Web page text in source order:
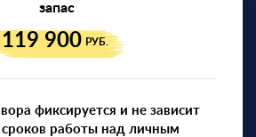
запас
119 900 РУБ.
фиксируется и не зависит
работы над личным